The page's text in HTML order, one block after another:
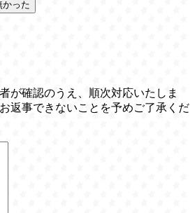
かった
が確認のうえ、順次対応いたしま
返事できないことを予めご了承くだ